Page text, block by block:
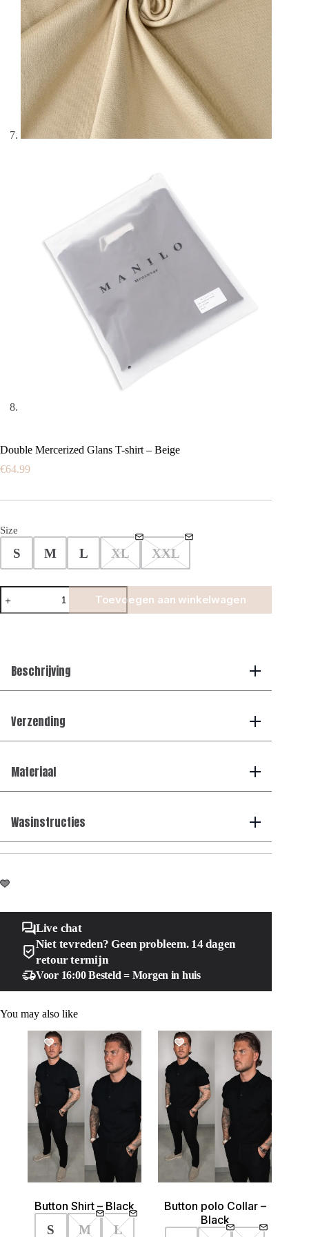
Double Mercerized Glans T-shirt – Beige
€64.99
Size
S M L XL XXL
Double
Mercerized
Glans
aantal
Toevoegen aan winkelwagen
Beschrijving
Verzending
Materiaal
Wasinstructies
Live chat
Niet tevreden? Geen probleem. 14 dagen
retour termijn
Voor 16:00 Besteld = Morgen in huis
You may also like
SALE!
Button Shirt – Black
S M L
SALE!
Button polo Collar –
Black